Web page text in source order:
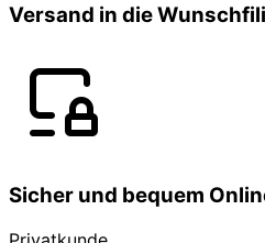
Versand in die
Sicher und bequem